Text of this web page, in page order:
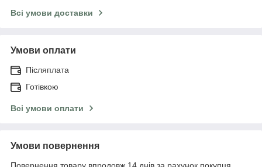
Всі умови доставки
Умови оплати
Післяплата
Готівкою
Всі умови оплати
Умови повернення